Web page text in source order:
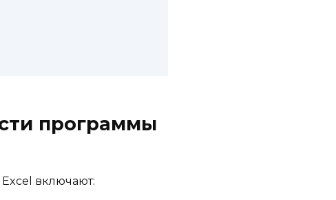
программы
включают: